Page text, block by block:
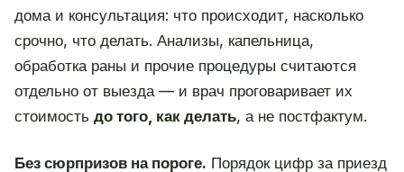
дома и консультация: что происходит, насколько
срочно, что делать. Анализы, капельница,
обработка раны и прочие процедуры считаются
отдельно от выезда — и врач проговаривает их
стоимость до того, как делать, а не постфактум.
Без сюрпризов на пороге. Порядок цифр за приезд